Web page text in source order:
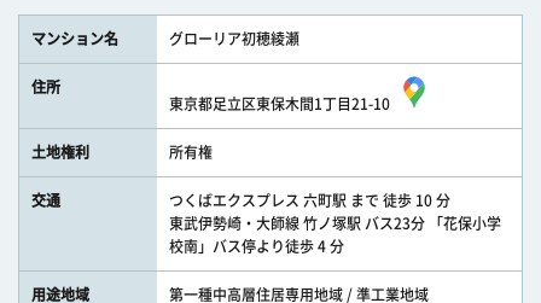
マンション名 グローリア初穂綾瀬
住所
東京都足立区東保木間1丁目21-10
土地権利 所有権
交通
つくばエクスプレス 六町駅 まで 徒歩 10 分
東武伊勢崎・大師線 竹ノ塚駅 バス23分 「花保小学
校南」バス停より徒歩 4 分
用途地域 第一種中高層住居専用地域 / 準工業地域